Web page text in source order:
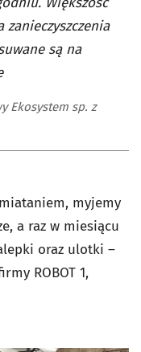
są na
Ekosystem sp. z
myjemy
a raz w miesiącu
oraz ulotki –
ROBOT 1,